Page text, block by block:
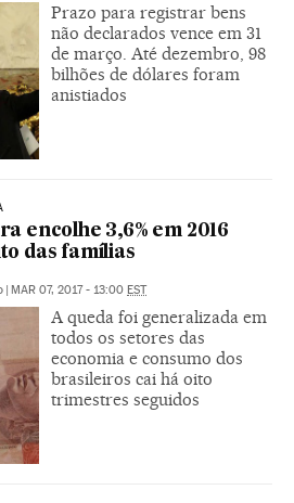
Prazo para registrar bens
não declarados vence em 31
de março. Até dezembro, 98
bilhões de dólares foram
anistiados
encolhe 3,6% em 2016
das famílias
| MAR 07, 2017 - 13:00 EST
A queda foi generalizada em
todos os setores das
economia e consumo dos
brasileiros cai há oito
trimestres seguidos